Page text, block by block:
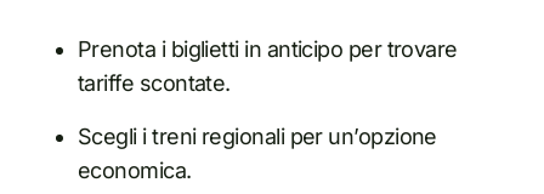
Prenota i biglietti in anticipo per trovare
tariffe scontate.
Scegli i treni regionali per un’opzione
economica.